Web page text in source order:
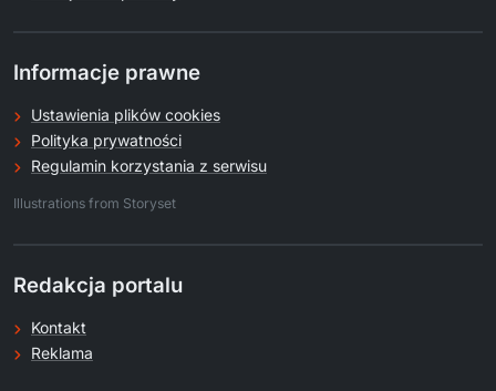
Informacje prawne
Ustawienia plików cookies
Polityka prywatności
Regulamin korzystania z serwisu
Illustrations from Storyset
Redakcja portalu
Kontakt
Reklama